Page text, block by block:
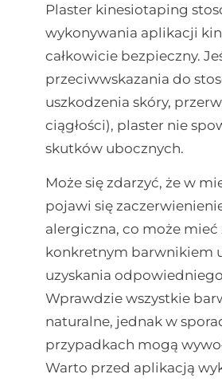
Plaster kinesiotaping
wykonywania aplikacji
całkowicie bezpieczny.
przeciwwskazania do
uszkodzenia skóry,
ciągłości), plaster nie
skutków ubocznych.
Może się zdarzyć, że w
pojawi się
alergiczna, co może mieć
konkretnym barwnikiem
uzyskania
Wprawdzie wszystkie
naturalne, jednak w
przypadkach mogą
Warto przed aplikacją